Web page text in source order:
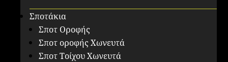
Σποτάκια
Σποτ Οροφής
Σποτ οροφής Χωνευτά
Σποτ Τοίχου Χωνευτά